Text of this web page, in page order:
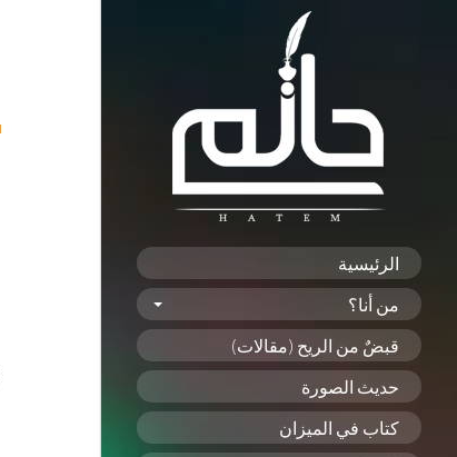
الرئيسية
من أنا؟
قبضٌ من الريح (مقالات)
حديث الصورة
كتاب في الميزان